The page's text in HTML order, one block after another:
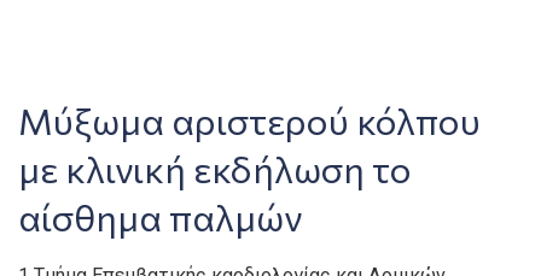
Μύξωμα αριστερού κόλπου
με κλινική εκδήλωση το
αίσθημα παλμών